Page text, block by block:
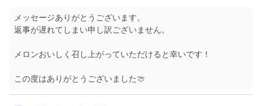
メッセージありがとうございます。
返事が遅れてしまい申し訳ございません。
メロンおいしく召し上がっていただけると幸いです！
この度はありがとうございました🍈